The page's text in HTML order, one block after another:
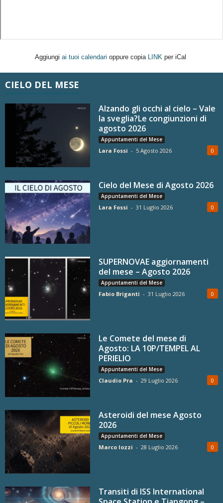
Aggiungi ai tuoi calendari oppure copia LINK per iCal
CIELO DEL MESE
Alzando gli occhi al cielo – Vale
la sveglia?Le congiunzioni di
agosto 2026
Appuntamenti del Mese
Lara Fossi - 5 Agosto 2026 0
Cielo del Mese di Agosto 2026
Appuntamenti del Mese
Lara Fossi - 31 Luglio 2026 0
SUPERNOVAE aggiornamenti
del mese – Agosto 2026
Appuntamenti del Mese
Fabio Briganti - 31 Luglio 2026 0
Le Comete del mese di
Agosto: LA 10P/TEMPEL AL
PERIELIO
Appuntamenti del Mese
Claudio Pra - 29 Luglio 2026 0
Asteroidi del mese Agosto
2026
Appuntamenti del Mese
Marco Iozzi - 28 Luglio 2026 0
Transiti di ISS International